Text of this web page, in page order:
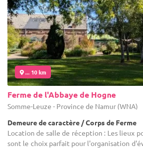
... 10 km
Ferme de l'Abbaye de Hogne
Somme-Leuze - Province de Namur (WNA)
Demeure de caractère / Corps de Ferme
Location de salle de réception : Les lieux
sont le choix parfait pour l'organisation